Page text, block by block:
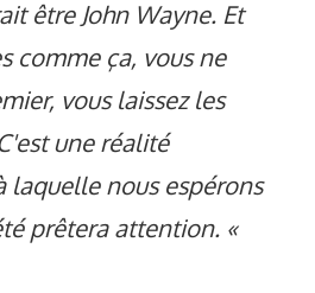
être John Wayne. Et
comme ça, vous ne
vous laissez les
une réalité
laquelle nous espérons
prêtera attention. «